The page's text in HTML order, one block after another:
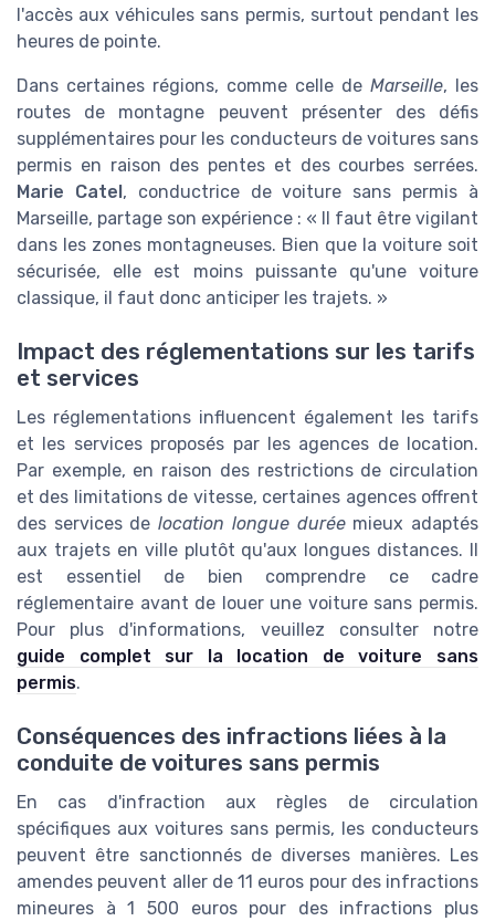
l'accès aux véhicules sans permis, surtout pendant les
heures de pointe.
Dans certaines régions, comme celle de Marseille, les
routes de montagne peuvent présenter des défis
supplémentaires pour les conducteurs de voitures sans
permis en raison des pentes et des courbes serrées.
Marie Catel, conductrice de voiture sans permis à
Marseille, partage son expérience : « Il faut être vigilant
dans les zones montagneuses. Bien que la voiture soit
sécurisée, elle est moins puissante qu'une voiture
classique, il faut donc anticiper les trajets. »
Impact des réglementations sur les tarifs
et services
Les réglementations influencent également les tarifs
et les services proposés par les agences de location.
Par exemple, en raison des restrictions de circulation
et des limitations de vitesse, certaines agences offrent
des services delocation longue duréemieux adaptés
aux trajets en ville plutôt qu'aux longues distances. Il
est essentiel de bien comprendre ce cadre
réglementaire avant de louer une voiture sans permis.
Pour plus d'informations, veuillez consulter notre
guide complet sur la location de voiture sans
permis.
Conséquences des infractions liées à la
conduite de voitures sans permis
En cas d'infraction aux règles de circulation
spécifiques aux voitures sans permis, les conducteurs
peuvent être sanctionnés de diverses manières. Les
amendes peuvent aller de 11 euros pour des infractions
mineures à 1 500 euros pour des infractions plus